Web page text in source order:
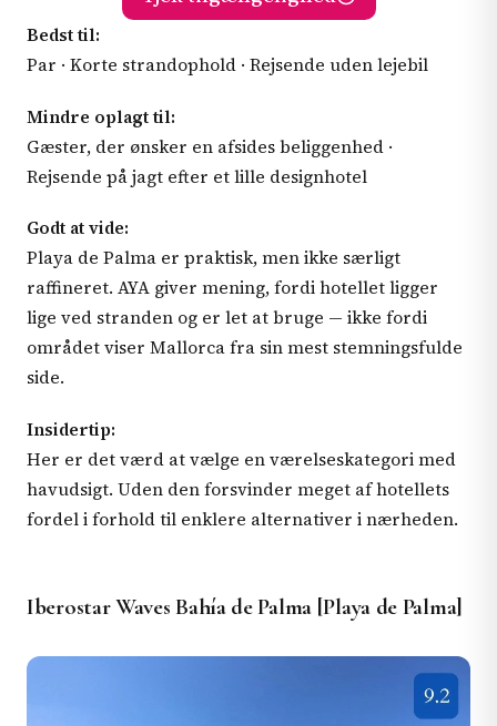
Bedst til:
Par · Korte strandophold · Rejsende uden lejebil
Mindre oplagt til:
Gæster, der ønsker en afsides beliggenhed ·
Rejsende på jagt efter et lille designhotel
Godt at vide:
Playa de Palma er praktisk, men ikke særligt
raffineret. AYA giver mening, fordi hotellet ligger
lige ved stranden og er let at bruge — ikke fordi
området viser Mallorca fra sin mest stemningsfulde
side.
Insidertip:
Her er det værd at vælge en værelseskategori med
havudsigt. Uden den forsvinder meget af hotellets
fordel i forhold til enklere alternativer i nærheden.
Iberostar Waves Bahía de Palma [Playa de Palma]